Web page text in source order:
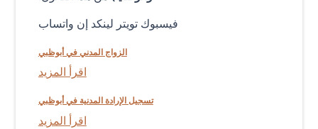
فيسبوك تويتر لينكد إن واتساب
الزواج المدني في أبوظبي
اقرأ المزيد
تسجيل الإرادة المدنية في أبوظبي
اقرأ المزيد